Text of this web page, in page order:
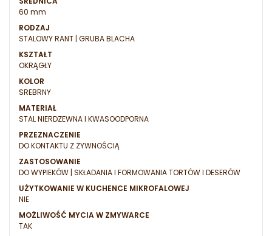
60 mm
RODZAJ
STALOWY RANT | GRUBA BLACHA
KSZTAŁT
OKRĄGŁY
KOLOR
SREBRNY
MATERIAŁ
STAL NIERDZEWNA I KWASOODPORNA
PRZEZNACZENIE
DO KONTAKTU Z ŻYWNOŚCIĄ
ZASTOSOWANIE
DO WYPIEKÓW | SKŁADANIA I FORMOWANIA TORTÓW I DESERÓW
UŻYTKOWANIE W KUCHENCE MIKROFALOWEJ
NIE
MOŻLIWOŚĆ MYCIA W ZMYWARCE
TAK